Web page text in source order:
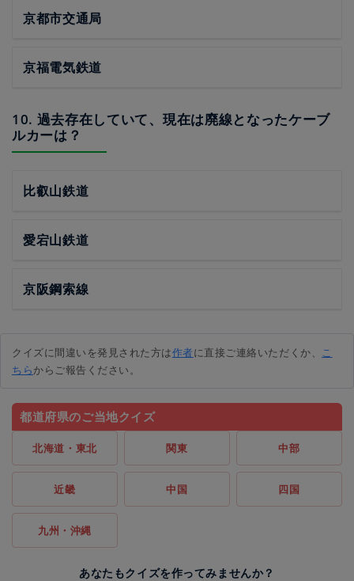
京都市交通局
京福電気鉄道
10. 過去存在していて、現在は廃線となったケーブ
ルカーは？
比叡山鉄道
愛宕山鉄道
京阪鋼索線
クイズに間違いを発見された方は作者に直接ご連絡いただくか、 こ
ちらからご報告ください。
都道府県のご当地クイズ
北海道・東北 関東 中部
近畿 中国 四国
九州・沖縄
あなたもクイズを作ってみませんか？